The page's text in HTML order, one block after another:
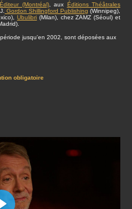
(Montréal), aux Éditions Théâtrales
Gordon Shillingford Publishing (Winnipeg),
Ubulibri (Milan), chez ZAMZ (Séoul) et
jusqu'en 2002, sont déposées aux
obligatoire